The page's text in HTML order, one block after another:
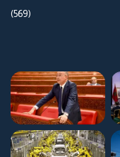
(569)